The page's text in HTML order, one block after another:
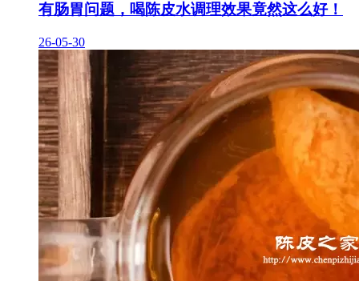
有肠胃问题，喝陈皮水调理效果竟然这么好！
26-05-30